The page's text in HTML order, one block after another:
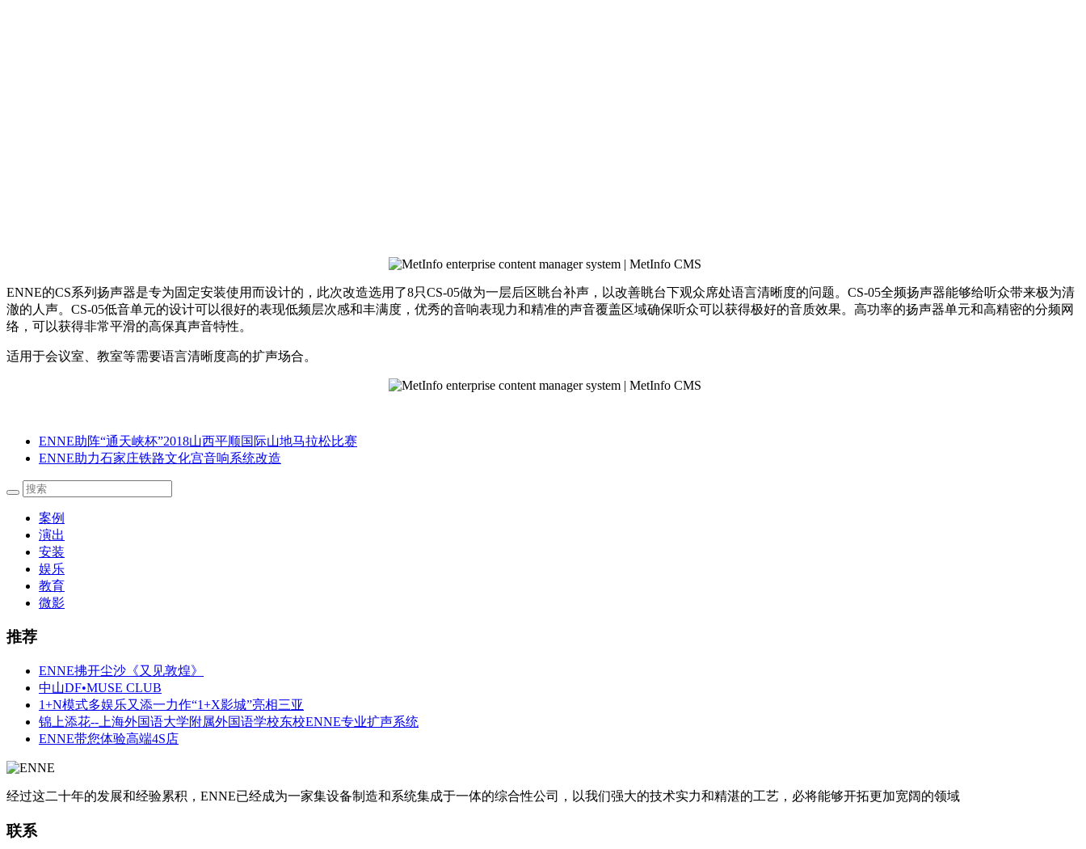
ENNE的CS系列扬声器是专为固定安装使用而设计的，此次改造选用了8只CS-05做为一层后区眺台补声，以改善眺台下观众席处语言清晰度的问题。CS-05全频扬声器能够给听众带来极为清
澈的人声。CS-05低音单元的设计可以很好的表现低频层次感和丰满度，优秀的音响表现力和精准的声音覆盖区域确保听众可以获得极好的音质效果。高功率的扬声器单元和高精密的分频网
络，可以获得非常平滑的高保真声音特性。
适用于会议室、教室等需要语言清晰度高的扩声场合。
ENNE助阵“通天峡杯”2018山西平顺国际山地马拉松比赛
ENNE助力石家庄铁路文化宫音响系统改造
案例
演出
安装
娱乐
教育
微影
推荐
ENNE拂开尘沙《又见敦煌》
中山DF•MUSE CLUB
1+N模式多娱乐又添一力作“1+X影城”亮相三亚
锦上添花--上海外国语大学附属外国语学校东校ENNE专业扩声系统
ENNE带您体验高端4S店
经过这二十年的发展和经验累积，ENNE已经成为一家集设备制造和系统集成于一体的综合性公司，以我们强大的技术实力和精湛的工艺，必将能够开拓更加宽阔的领域
联系